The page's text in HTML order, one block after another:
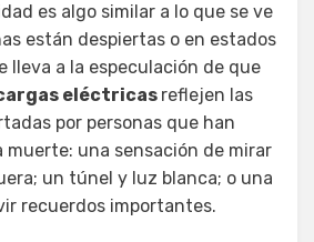
es algo similar a lo que se ve
están despiertas o en estados
lleva a la especulación de que
eléctricas reflejen las
por personas que han
muerte: una sensación de mirar
un túnel y luz blanca; o una
recuerdos importantes.